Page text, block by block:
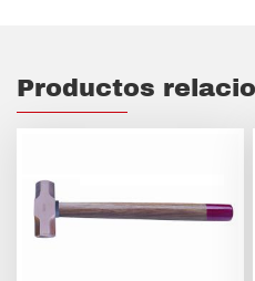
Productos